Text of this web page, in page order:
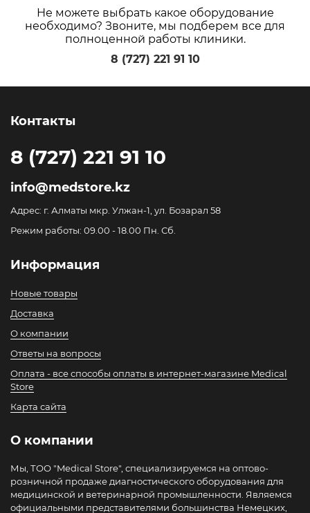
Не можете выбрать какое оборудование
необходимо? Звоните, мы подберем все для
полноценной работы клиники.
8 (727) 221 91 10
Контакты
8 (727) 221 91 10
info@medstore.kz
Адрес: г. Алматы мкр. Улжан-1, ул. Бозарал 58
Режим работы: 09.00 - 18.00 Пн. Сб.
Информация
Новые товары
Доставка
О компании
Ответы на вопросы
Оплата - все способы оплаты в интернет-магазине Medical
Store
Карта сайта
О компании
Мы, ТОО "Medical Store", специализируемся на оптово-
розничной продаже диагностического оборудования для
медицинской и ветеринарной промышленности. Являемся
официальными представителями большинства Немецких,